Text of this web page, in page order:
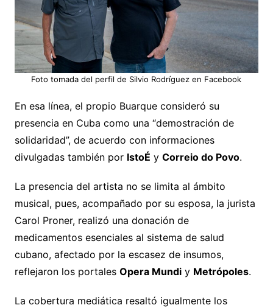
Foto tomada del perfil de Silvio Rodríguez en Facebook
En esa línea, el propio Buarque consideró su
presencia en Cuba como una “demostración de
solidaridad”, de acuerdo con informaciones
divulgadas también por IstoÉ y Correio do Povo.
La presencia del artista no se limita al ámbito
musical, pues, acompañado por su esposa, la jurista
Carol Proner, realizó una donación de
medicamentos esenciales al sistema de salud
cubano, afectado por la escasez de insumos,
reflejaron los portales Opera Mundiy Metrópoles.
La cobertura mediática resaltó igualmente los